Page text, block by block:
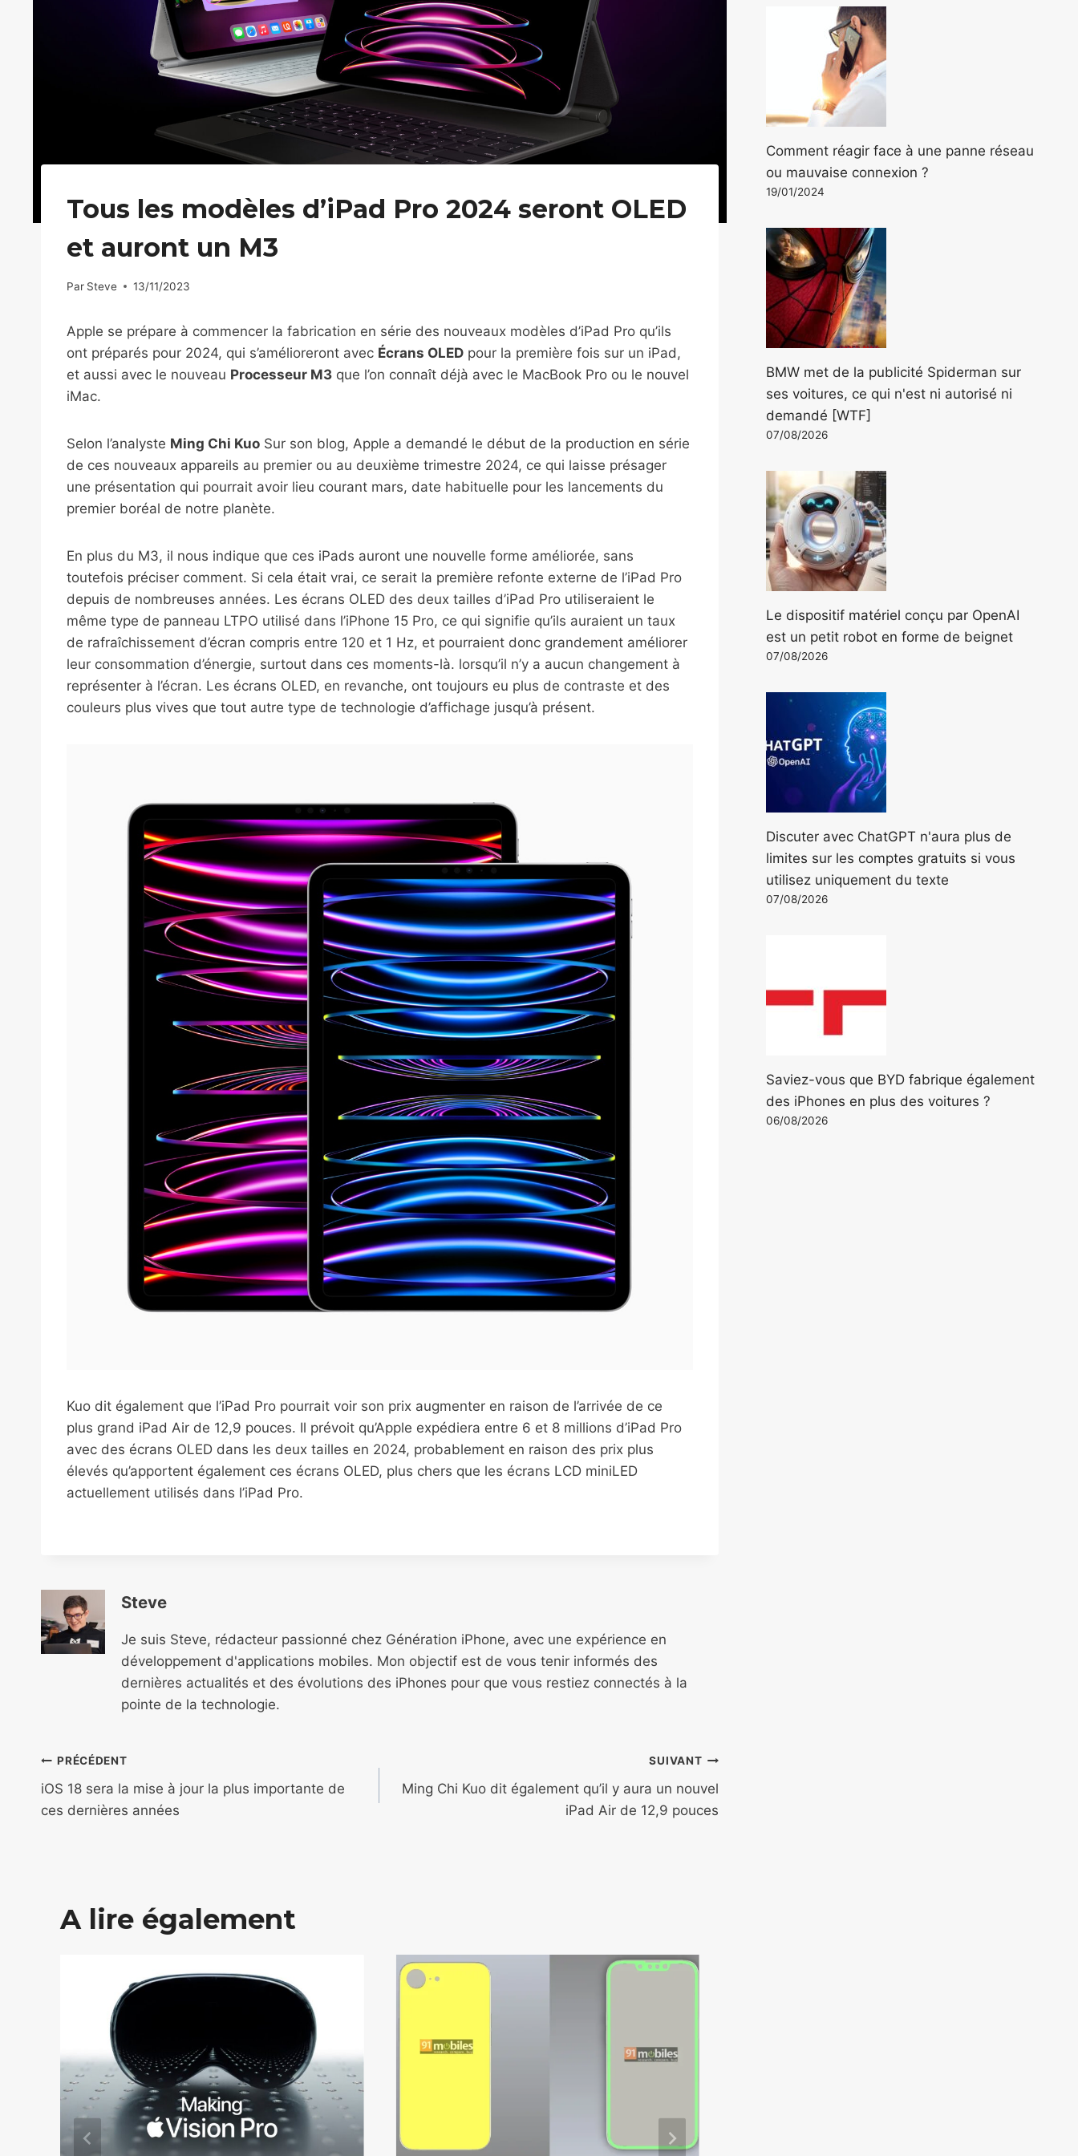
Tous les modèles d’iPad Pro 2024 seront OLED
et auront un M3
Par Steve 13/11/2023
Apple se prépare à commencer la fabrication en série des nouveaux modèles d’iPad Pro qu’ils
ont préparés pour 2024, qui s’amélioreront avec Écrans OLED pour la première fois sur un iPad,
et aussi avec le nouveau Processeur M3 que l’on connaît déjà avec le MacBook Pro ou le nouvel
iMac.
Selon l’analyste Ming Chi Kuo Sur son blog, Apple a demandé le début de la production en série
de ces nouveaux appareils au premier ou au deuxième trimestre 2024, ce qui laisse présager
une présentation qui pourrait avoir lieu courant mars, date habituelle pour les lancements du
premier boréal de notre planète.
En plus du M3, il nous indique que ces iPads auront une nouvelle forme améliorée, sans
toutefois préciser comment. Si cela était vrai, ce serait la première refonte externe de l’iPad Pro
depuis de nombreuses années. Les écrans OLED des deux tailles d’iPad Pro utiliseraient le
même type de panneau LTPO utilisé dans l’iPhone 15 Pro, ce qui signifie qu’ils auraient un taux
de rafraîchissement d’écran compris entre 120 et 1 Hz, et pourraient donc grandement améliorer
leur consommation d’énergie, surtout dans ces moments-là. lorsqu’il n’y a aucun changement à
représenter à l’écran. Les écrans OLED, en revanche, ont toujours eu plus de contraste et des
couleurs plus vives que tout autre type de technologie d’affichage jusqu’à présent.
Kuo dit également que l’iPad Pro pourrait voir son prix augmenter en raison de l’arrivée de ce
plus grand iPad Air de 12,9 pouces. Il prévoit qu’Apple expédiera entre 6 et 8 millions d’iPad Pro
avec des écrans OLED dans les deux tailles en 2024, probablement en raison des prix plus
élevés qu’apportent également ces écrans OLED, plus chers que les écrans LCD miniLED
actuellement utilisés dans l’iPad Pro.
Steve
Je suis Steve, rédacteur passionné chez Génération iPhone, avec une expérience en
développement d'applications mobiles. Mon objectif est de vous tenir informés des
dernières actualités et des évolutions des iPhones pour que vous restiez connectés à la
pointe de la technologie.
Navigation
de
PRÉCÉDENT
iOS 18 sera la mise à jour la plus importante de
ces dernières années
SUIVANT
Ming Chi Kuo dit également qu’il y aura un nouvel
iPad Air de 12,9 pouces
A lire également
Comment réagir face à une panne réseau
ou mauvaise connexion ?
19/01/2024
BMW met de la publicité Spiderman sur
ses voitures, ce qui n'est ni autorisé ni
demandé [WTF]
07/08/2026
Le dispositif matériel conçu par OpenAI
est un petit robot en forme de beignet
07/08/2026
Discuter avec ChatGPT n'aura plus de
limites sur les comptes gratuits si vous
utilisez uniquement du texte
07/08/2026
Saviez-vous que BYD fabrique également
des iPhones en plus des voitures ?
06/08/2026